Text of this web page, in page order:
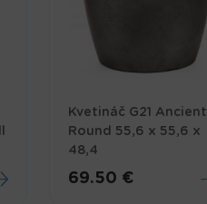
Kvetináč G21 Ancient
Round 55,6 x 55,6 x
48,4
69.50 €